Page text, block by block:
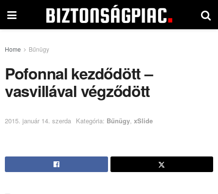
Home Bűnügy
Pofonnal kezdődött –
vasvillával végződött
2015. január 14. szerda Kategória: Bűnügy, xSlide